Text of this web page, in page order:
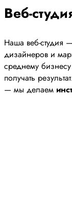
Веб-
Наша веб-студия
дизайнеров и
среднему
получать
— мы делаем